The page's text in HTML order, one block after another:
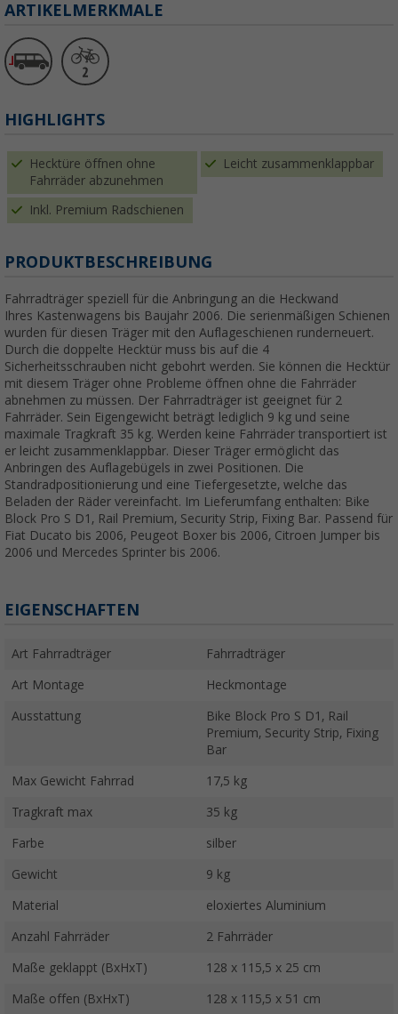
ARTIKELMERKMALE
HIGHLIGHTS
Hecktüre öffnen ohne
Fahrräder abzunehmen
Leicht zusammenklappbar
Inkl. Premium Radschienen
PRODUKTBESCHREIBUNG
Fahrradträger speziell für die Anbringung an die Heckwand
Ihres Kastenwagens bis Baujahr 2006. Die serienmäßigen Schienen
wurden für diesen Träger mit den Auflageschienen runderneuert.
Durch die doppelte Hecktür muss bis auf die 4
Sicherheitsschrauben nicht gebohrt werden. Sie können die Hecktür
mit diesem Träger ohne Probleme öffnen ohne die Fahrräder
abnehmen zu müssen. Der Fahrradträger ist geeignet für 2
Fahrräder. Sein Eigengewicht beträgt lediglich 9 kg und seine
maximale Tragkraft 35 kg. Werden keine Fahrräder transportiert ist
er leicht zusammenklappbar. Dieser Träger ermöglicht das
Anbringen des Auflagebügels in zwei Positionen. Die
Standradpositionierung und eine Tiefergesetzte, welche das
Beladen der Räder vereinfacht. Im Lieferumfang enthalten: Bike
Block Pro S D1, Rail Premium, Security Strip, Fixing Bar. Passend für
Fiat Ducato bis 2006, Peugeot Boxer bis 2006, Citroen Jumper bis
2006 und Mercedes Sprinter bis 2006.
EIGENSCHAFTEN
Art Fahrradträger Fahrradträger
Art Montage Heckmontage
Ausstattung
Bike Block Pro S D1, Rail
Premium, Security Strip, Fixing
Bar
Max Gewicht Fahrrad 17,5 kg
Tragkraft max 35 kg
Farbe silber
Gewicht 9 kg
Material eloxiertes Aluminium
Anzahl Fahrräder 2 Fahrräder
Maße geklappt (BxHxT) 128 x 115,5 x 25 cm
Maße offen (BxHxT) 128 x 115,5 x 51 cm